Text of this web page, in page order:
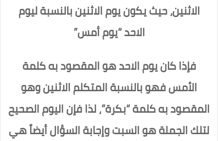
الاثنين، حيث يكون يوم الاثنين بالنسبة ليوم
الاحد “يوم أمس”
فإذا كان يوم الاحد هو المقصود به كلمة
الأمس فهو بالنسبة المتكلم الاثنين وهو
المقصود به كلمة “بكرة”، لذا فإن اليوم الصحيح
لتلك الجملة هو السبت وإجابة السؤال أيضاً هي